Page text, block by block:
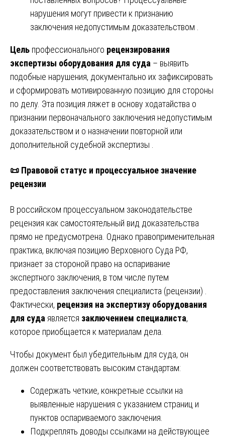
нарушения могут привести к признанию
заключения недопустимым доказательством .
Цель профессионального рецензирования
экспертизы оборудования для суда – выявить
подобные нарушения, документально их зафиксировать
и сформировать мотивированную позицию для стороны
по делу. Эта позиция ляжет в основу ходатайства о
признании первоначального заключения недопустимым
доказательством и о назначении повторной или
дополнительной судебной экспертизы .
📜 Правовой статус и процессуальное значение
рецензии
В российском процессуальном законодательстве
рецензия как самостоятельный вид доказательства
прямо не предусмотрена. Однако правоприменительная
практика, включая позицию Верховного Суда РФ,
признает за стороной право на оспаривание
экспертного заключения, в том числе путем
предоставления заключения специалиста (рецензии) .
Фактически, рецензия на экспертизу оборудования
для суда является заключением специалиста,
которое приобщается к материалам дела.
Чтобы документ был убедительным для суда, он
должен соответствовать высоким стандартам:
Содержать четкие, конкретные ссылки на
выявленные нарушения с указанием страниц и
пунктов оспариваемого заключения.
Подкреплять доводы ссылками на действующее